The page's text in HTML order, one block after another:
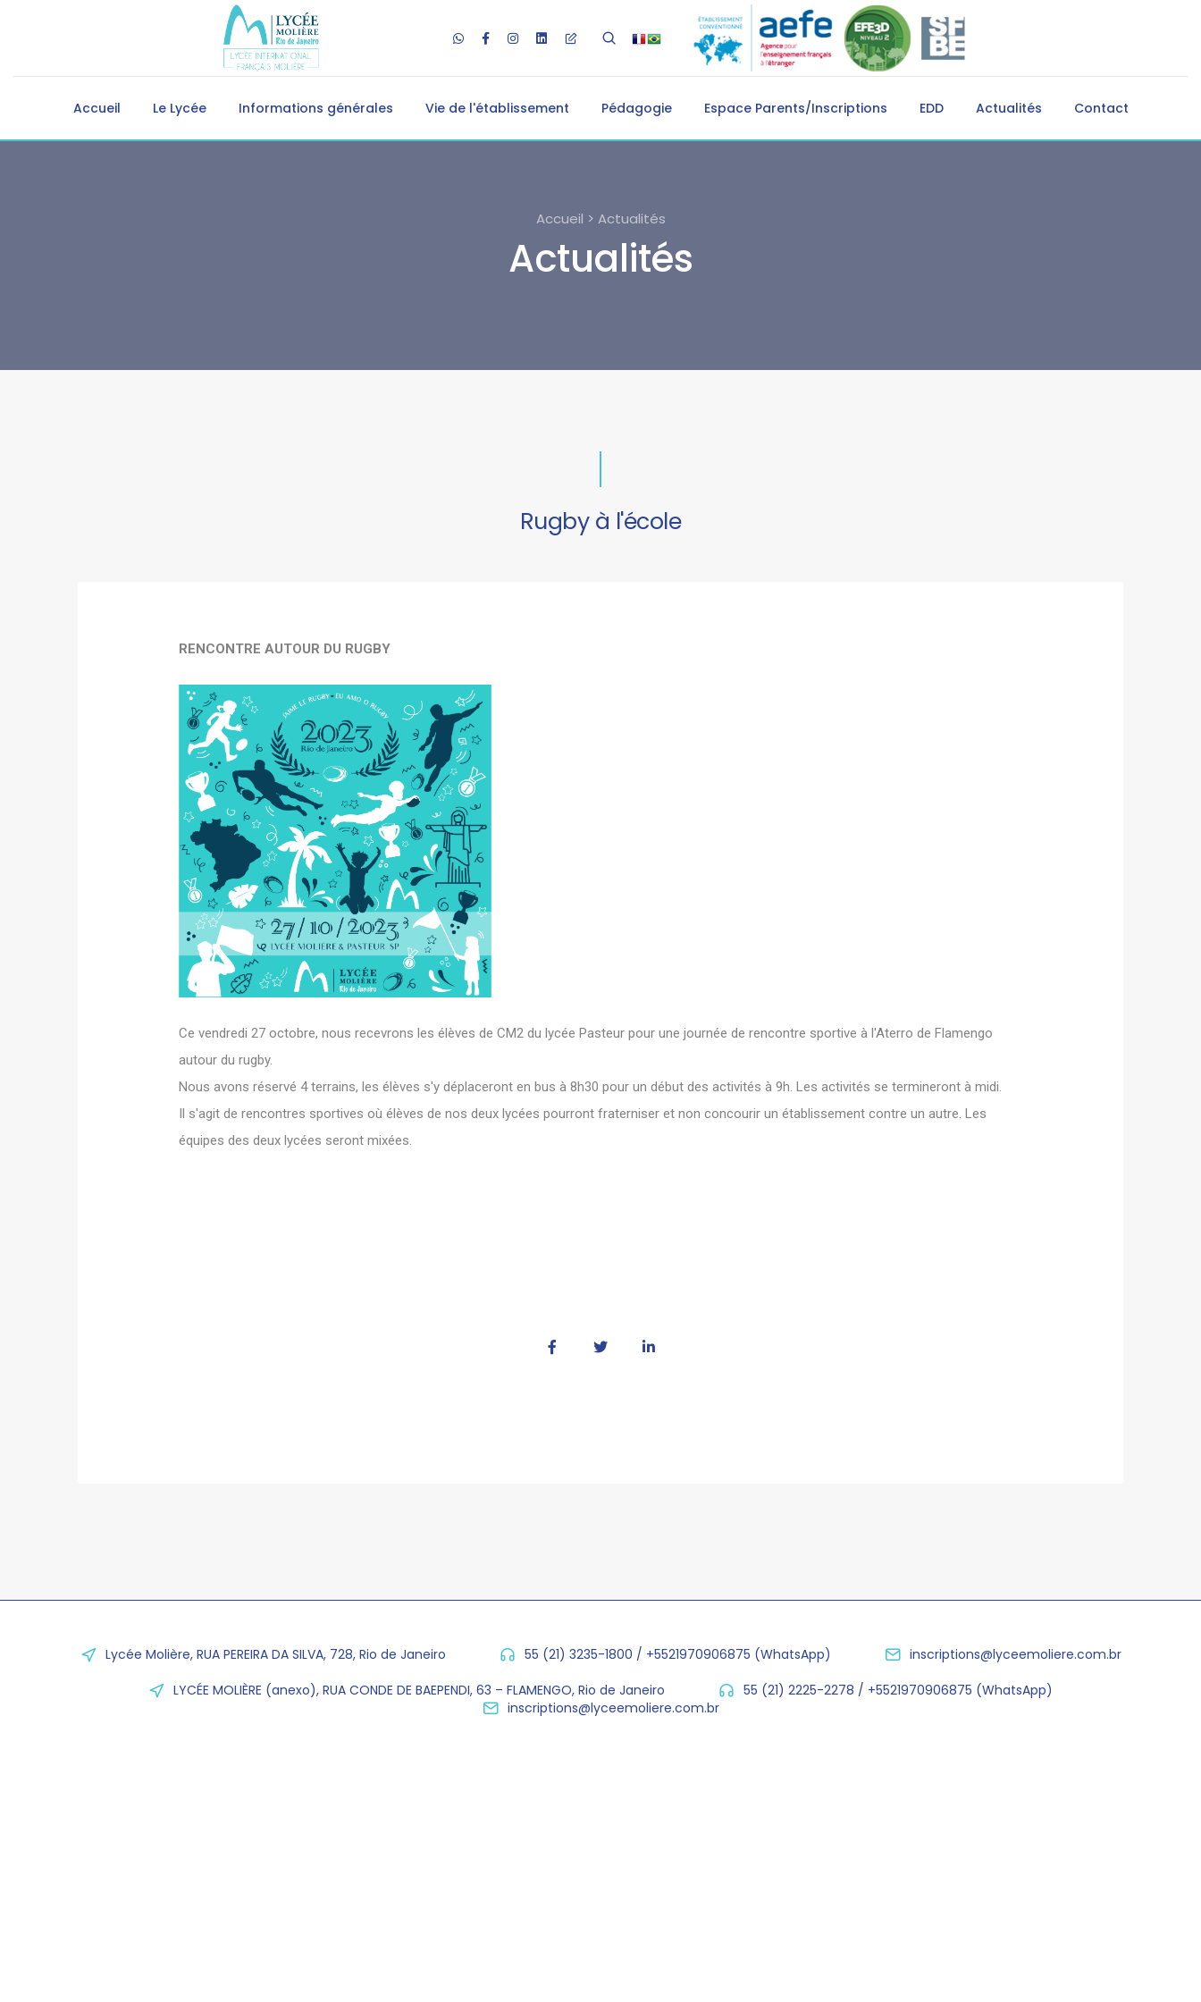
Accueil Le Lycée Informations générales Vie de l'établissement Pédagogie Espace Parents/Inscriptions EDD Actualités Contact
Accueil > Actualités
Actualités
Rugby à l'école
RENCONTRE AUTOUR DU RUGBY
Ce vendredi 27 octobre, nous recevrons les élèves de CM2 du lycée Pasteur pour une journée de rencontre sportive à l'Aterro de Flamengo
autour du rugby.
Nous avons réservé 4 terrains, les élèves s'y déplaceront en bus à 8h30 pour un début des activités à 9h. Les activités se termineront à midi.
Il s'agit de rencontres sportives où élèves de nos deux lycées pourront fraterniser et non concourir un établissement contre un autre. Les
équipes des deux lycées seront mixées.
Lycée Molière, RUA PEREIRA DA SILVA, 728, Rio de Janeiro 55 (21) 3235-1800 / +5521970906875 (WhatsApp)
inscriptions@lyceemoliere.com.br
LYCÉE MOLIÈRE (anexo), RUA CONDE DE BAEPENDI, 63 – FLAMENGO, Rio de Janeiro
55 (21) 2225-2278 / +5521970906875 (WhatsApp)
inscriptions@lyceemoliere.com.br